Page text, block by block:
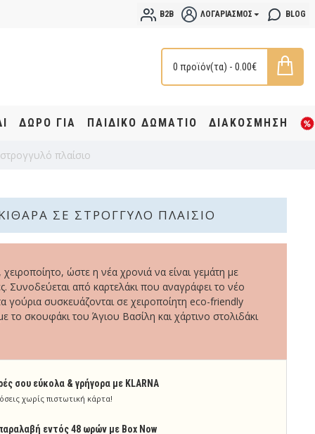
B2B ΛΟΓΑΡΙΑΣΜΌΣ BLOG
0 προϊόν(τα) - 0.00€
ΔΩΡΟ ΓΙΑ ΠΑΙΔΙΚΟ ΔΩΜΑΤΙΟ ΔΙΑΚΟΣΜΗΣΗ
πλαίσιο
ΣΕ ΣΤΡΟΓΓΥΛΌ ΠΛΑΊΣΙΟ
σου εύκολα & γρήγορα με KLARNA
χωρίς πιστωτική κάρτα!
εντός 48 ωρών με Box Now
χειροποίητο, ώστε η νέα χρονιά να είναι γεμάτη με
Συνοδεύεται από καρτελάκι που αναγράφει το νέο
γούρια συσκευάζονται σε χειροποίητη eco-friendly
το σκουφάκι του Άγιου Βασίλη και χάρτινο στολιδάκι